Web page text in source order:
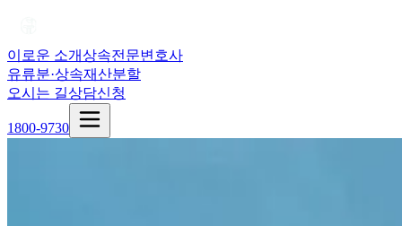
이로운 소개상속전문변호사
유류분·상속재산분할
오시는 길상담신청
1800-9730